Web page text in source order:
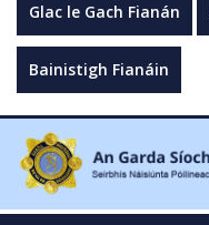
Glac le Gach Fianán
Bainistigh Fianáin